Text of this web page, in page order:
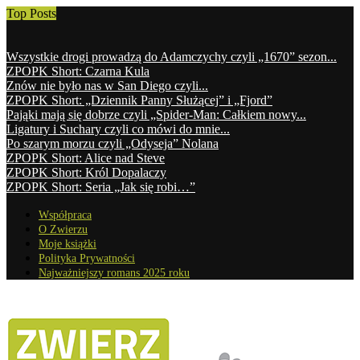
Top Posts
Wszystkie drogi prowadzą do Adamczychy czyli „1670” sezon...
ZPOPK Short: Czarna Kula
Znów nie było nas w San Diego czyli...
ZPOPK Short: „Dziennik Panny Służącej” i „Fjord”
Pająki mają się dobrze czyli „Spider-Man: Całkiem nowy...
Ligatury i Suchary czyli co mówi do mnie...
Po szarym morzu czyli „Odyseja” Nolana
ZPOPK Short: Alice nad Steve
ZPOPK Short: Król Dopalaczy
ZPOPK Short: Seria „Jak się robi…”
Współpraca
O Zwierzu
Moje książki
Polityka Prywatności
Najważniejszy romans 2025 roku